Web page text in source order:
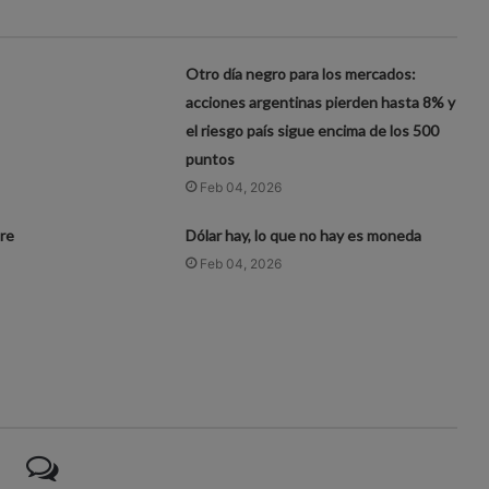
Otro día negro para los mercados:
acciones argentinas pierden hasta 8% y
el riesgo país sigue encima de los 500
puntos
Feb 04, 2026
Dólar hay, lo que no hay es moneda
Feb 04, 2026